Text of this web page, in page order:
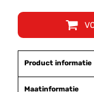
Product informatie
Maatinformatie